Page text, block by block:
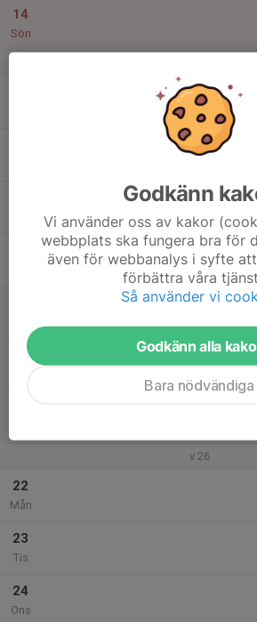
14
Sön
Sommarträning 2026
18:00
20:00
Sommarträning 2026
Degerbyhallen
20
v.26
22
Mån
23
Tis
24
Ons
Godkänn
Vi använder oss av kakor
webbplats ska fungera bra för
även för webbanalys i syfte
förbättra våra
Så använder vi
Godkänn alla
Bara nödvändiga